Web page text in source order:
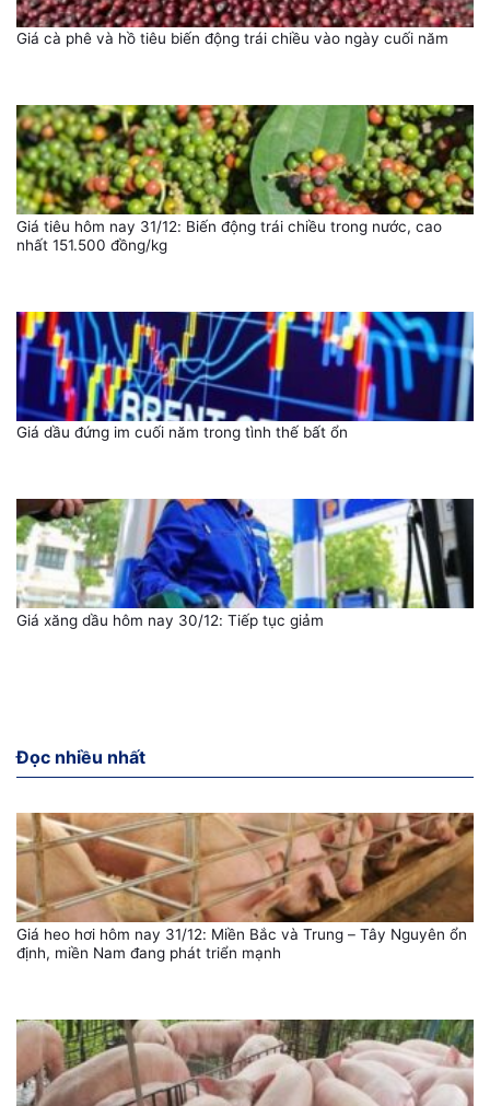
Giá cà phê và hồ tiêu biến động trái chiều vào ngày cuối năm
Giá tiêu hôm nay 31/12: Biến động trái chiều trong nước, cao
nhất 151.500 đồng/kg
Giá dầu đứng im cuối năm trong tình thế bất ổn
Giá xăng dầu hôm nay 30/12: Tiếp tục giảm
Đọc nhiều nhất
Giá heo hơi hôm nay 31/12: Miền Bắc và Trung – Tây Nguyên ổn
định, miền Nam đang phát triển mạnh